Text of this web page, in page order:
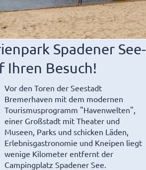
Spadener See-
Ihren Besuch!
Vor den Toren der Seestadt
Bremerhaven mit dem modernen
Tourismusprogramm "Havenwelten",
einer Großstadt mit Theater und
Museen, Parks und schicken Läden,
Erlebnisgastronomie und Kneipen liegt
wenige Kilometer entfernt der
Campingplatz Spadener See.